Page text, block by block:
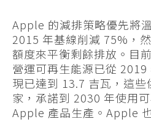
Apple 的減排策略優先將
2015 年基線削減 75%，
額度來平衡剩餘排放。目
營運可再生能源已從 2019
現已達到 13.7 吉瓦，這
家，承諾到 2030 年使用
Apple 產品生產。Apple